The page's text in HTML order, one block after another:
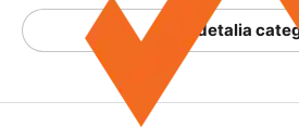
A detalia